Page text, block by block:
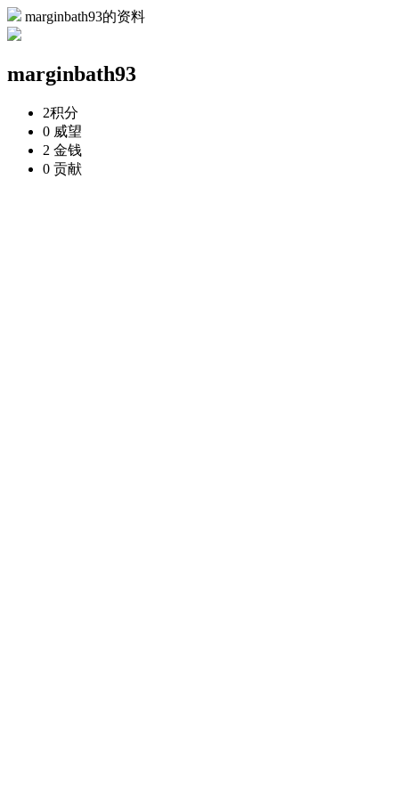
marginbath93的资料
marginbath93
2积分
0 威望
2 金钱
0 贡献